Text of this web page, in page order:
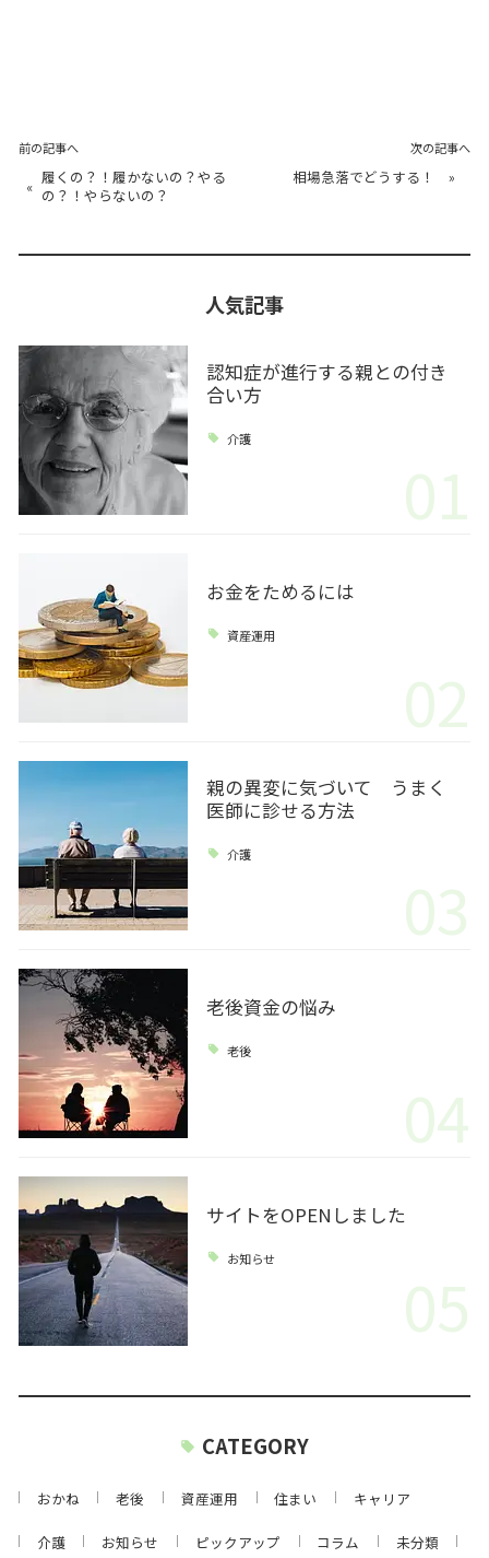
前の記事へ
« 履くの？！履かないの？やる
の？！やらないの？
次の記事へ
相場急落でどうする！ »
人気記事
認知症が進行する親との付き
合い方
介護
01
お金をためるには
資産運用
02
親の異変に気づいて うまく
医師に診せる方法
介護
03
老後資金の悩み
老後
04
サイトをOPENしました
お知らせ
05
CATEGORY
おかね 老後 資産運用 住まい キャリア
介護 お知らせ ピックアップ コラム 未分類